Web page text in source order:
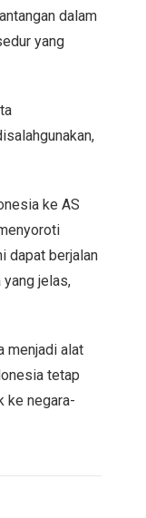
dalam
yang
ke AS
dapat berjalan
jelas,
menjadi alat
tetap
ke negara-